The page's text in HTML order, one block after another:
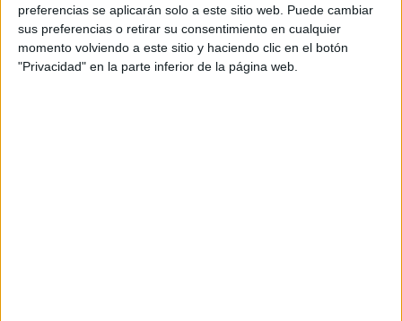
preferencias se aplicarán solo a este sitio web. Puede cambiar
sus preferencias o retirar su consentimiento en cualquier
momento volviendo a este sitio y haciendo clic en el botón
"Privacidad" en la parte inferior de la página web.
que representa una celebración moderna: inclusiva, creativa
y con un estilo que redefine el glamour festivo. Ya sea a
través de la música, la moda o su contagioso carisma,
Sabrina se posiciona como un referente de la temporada.